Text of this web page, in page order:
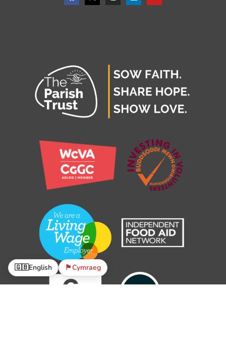
🇬🇧English 🏴󠁧󠁢󠁷󠁬󠁳󠁿Cymraeg